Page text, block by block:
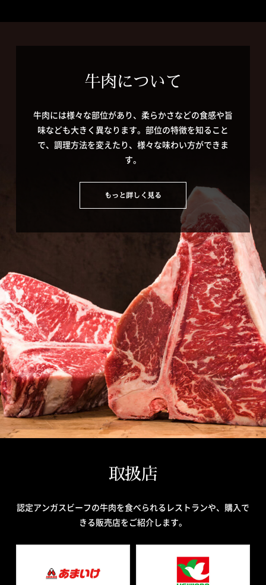
牛肉について
牛肉には様々な部位があり、柔らかさなどの食感や旨
味なども大きく異なります。部位の特徴を知ること
で、調理方法を変えたり、様々な味わい方ができま
す。
もっと詳しく見る
取扱店
認定アンガスビーフの牛肉を食べられるレストランや、購入で
きる販売店をご紹介します。